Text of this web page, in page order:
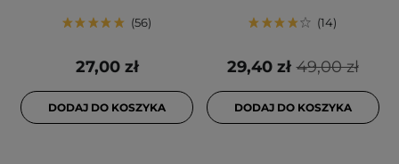
56
27,00 zł
DODAJ DO KOSZYKA
14
49,00 zł
29,40 zł
DODAJ DO KOSZYKA